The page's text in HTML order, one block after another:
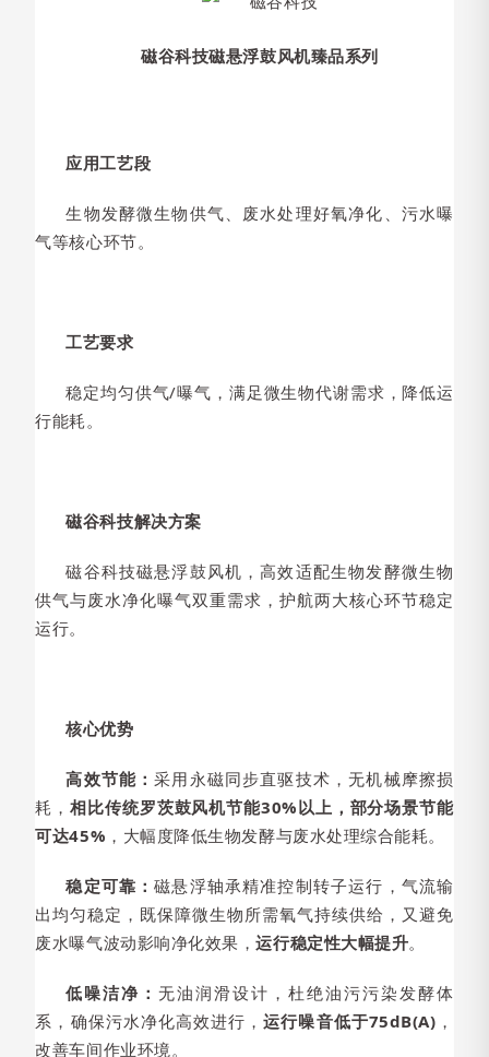
磁谷科技磁悬浮鼓风机臻品系列
应用工艺段
生物发酵微生物供气、废水处理好氧净化、污水曝
气等核心环节。
工艺要求
稳定均匀供气/曝气，满足微生物代谢需求，降低运
行能耗。
磁谷科技解决方案
磁谷科技磁悬浮鼓风机，高效适配生物发酵微生物
供气与废水净化曝气双重需求，护航两大核心环节稳定
运行。
核心优势
高效节能：采用永磁同步直驱技术，无机械摩擦损
耗，相比传统罗茨鼓风机节能30%以上，部分场景节能
可达45% ，大幅度降低生物发酵与废水处理综合能耗。
稳定可靠：磁悬浮轴承精准控制转子运行，气流输
出均匀稳定，既保障微生物所需氧气持续供给，又避免
废水曝气波动影响净化效果，运行稳定性大幅提升。
低噪洁净：无油润滑设计，杜绝油污污染发酵体
系，确保污水净化高效进行，运行噪音低于75dB(A) ，
改善车间作业环境。